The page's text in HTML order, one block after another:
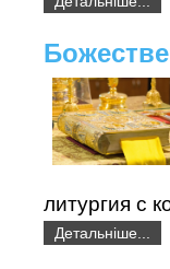
литургия с
Детальніше...